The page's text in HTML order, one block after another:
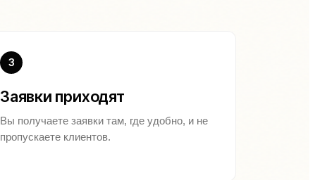
3
Заявки приходят
Вы получаете заявки там, где удобно, и не
пропускаете клиентов.